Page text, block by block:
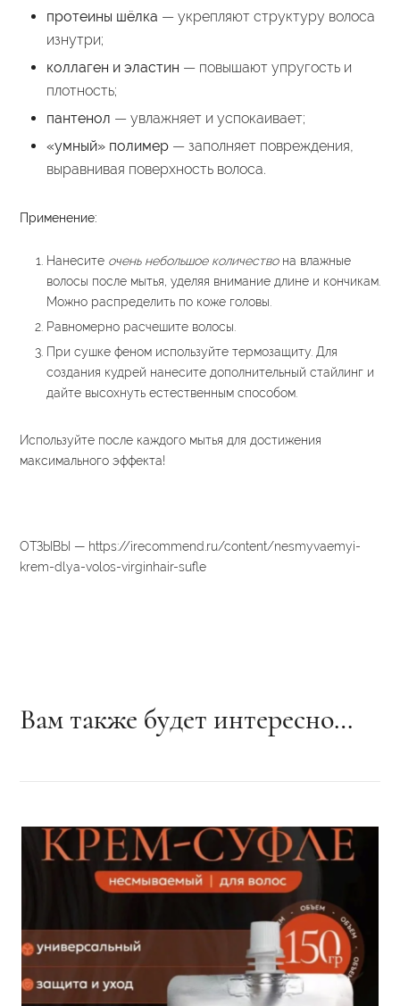
протеины шёлка — укрепляют структуру волоса
изнутри;
коллаген и эластин — повышают упругость и
плотность;
пантенол — увлажняет и успокаивает;
«умный» полимер— заполняет повреждения,
выравнивая поверхность волоса.
Применение:
Нанесите очень небольшое количествона влажные
волосы после мытья, уделяя внимание длине и кончикам.
Можно распределить по коже головы.
Равномерно расчешите волосы.
При сушке феном используйте термозащиту. Для
создания кудрей нанесите дополнительный стайлинг и
дайте высохнуть естественным способом.
Используйте после каждого мытья для достижения
максимального эффекта!
ОТЗЫВЫ — https://irecommend.ru/content/nesmyvaemyi-
krem-dlya-volos-virginhair-sufle
Вам также будет интересно…